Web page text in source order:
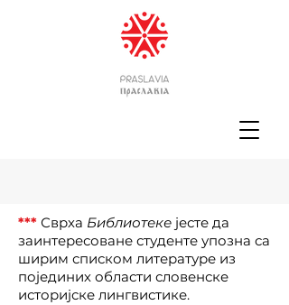
*** Сврха Библиотеке јесте да
заинтересоване студенте упозна са
ширим списком литературе из
појединих области словенске
историјске лингвистике.